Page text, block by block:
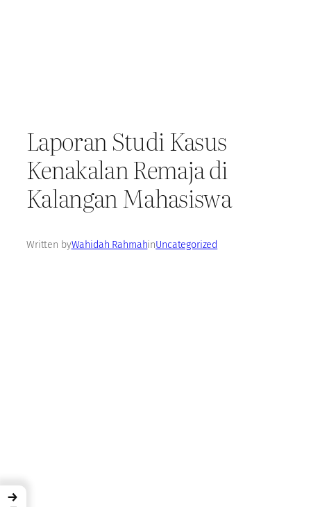
Laporan Studi Kasus
Kenakalan Remaja di
Kalangan Mahasiswa
Written byWahidah RahmahinUncategorized
→